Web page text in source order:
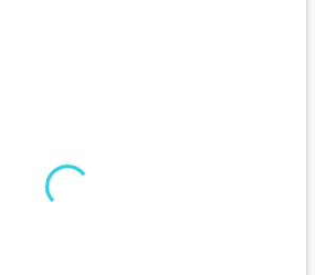
ou des pastéis de Belém, le tout
Fado.